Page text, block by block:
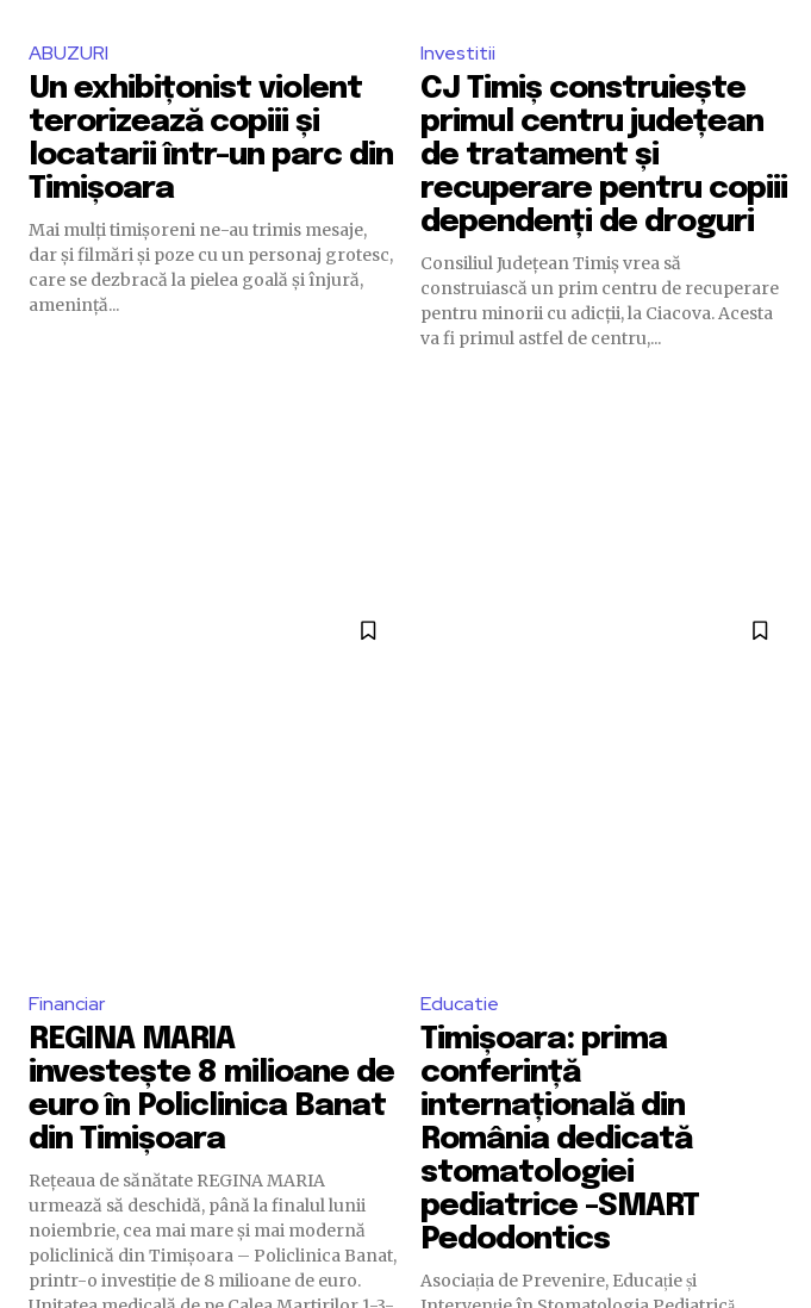
ABUZURI
Un exhibițonist violent
terorizează copiii și
locatarii într-un parc din
Timișoara
Mai mulți timișoreni ne-au trimis mesaje,
dar și filmări și poze cu un personaj grotesc,
care se dezbracă la pielea goală și înjură,
amenință...
Investitii
CJ Timiș construiește
primul centru județean
de tratament și
recuperare pentru copiii
dependenți de droguri
Consiliul Județean Timiș vrea să
construiască un prim centru de recuperare
pentru minorii cu adicții, la Ciacova. Acesta
va fi primul astfel de centru,...
Financiar
REGINA MARIA
investește 8 milioane de
euro în Policlinica Banat
din Timișoara
Rețeaua de sănătate REGINA MARIA
urmează să deschidă, până la finalul lunii
noiembrie, cea mai mare și mai modernă
policlinică din Timișoara – Policlinica Banat,
printr-o investiție de 8 milioane de euro.
Educatie
Timișoara: prima
conferință
internațională din
România dedicată
stomatologiei
pediatrice -SMART
Pedodontics
Asociația de Prevenire, Educație și